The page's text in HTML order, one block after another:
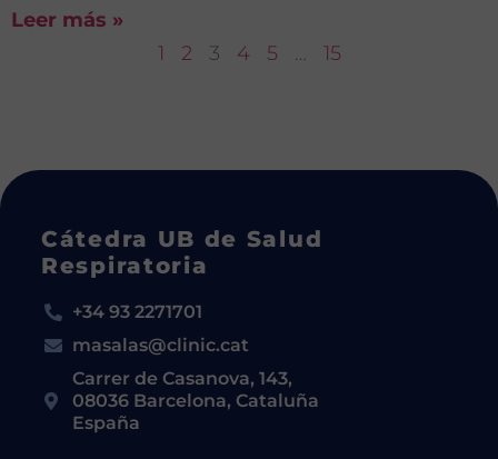
Leer más »
1
2 3 4 5 … 15
Cátedra UB de Salud
Respiratoria
+34 93 2271701
masalas@clinic.cat
Carrer de Casanova, 143,
08036 Barcelona, Cataluña
España